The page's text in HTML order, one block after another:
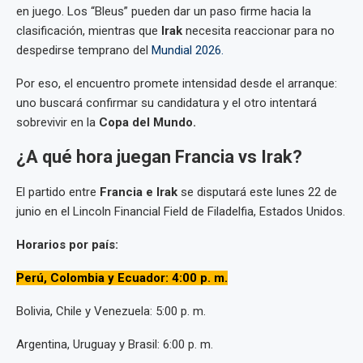
en juego. Los “Bleus” pueden dar un paso firme hacia la
clasificación, mientras que Irak necesita reaccionar para no
despedirse temprano del Mundial 2026.
Por eso, el encuentro promete intensidad desde el arranque:
uno buscará confirmar su candidatura y el otro intentará
sobrevivir en la Copa del Mundo.
¿A qué hora juegan Francia vs Irak?
El partido entre Francia e Irak se disputará este lunes 22 de
junio en el Lincoln Financial Field de Filadelfia, Estados Unidos.
Horarios por país:
Perú, Colombia y Ecuador: 4:00 p. m.
Bolivia, Chile y Venezuela: 5:00 p. m.
Argentina, Uruguay y Brasil: 6:00 p. m.